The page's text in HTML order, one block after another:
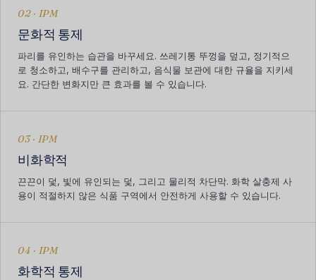
02 · IPM
문화적 통제
파리를 유인하는 습관을 바꾸세요. 쓰레기통 뚜껑을 덮고, 정기적으
로 청소하고, 배수구를 관리하고, 음식물 보관에 대한 규율을 지키세
요. 간단한 변화지만 큰 효과를 볼 수 있습니다.
03 · IPM
비화학적
끈끈이 덫, 빛에 유인되는 덫, 그리고 물리적 차단막. 화학 살충제 사
용이 적절하지 않은 식품 구역에서 안전하게 사용할 수 있습니다.
04 · IPM
화학적 통제